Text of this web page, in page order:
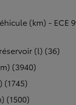
(km) - ECE
(l) (36)
(3940)
(1745)
(1500)